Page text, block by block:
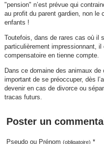
"pension" n’est prévue qui
au profit du parent gardien, non le
enfants !
Toutefois, dans de rares cas où il
particulièrement impressionnant,
compensatoire en tienne compte.
Dans ce domaine des animaux
important de se préoccuper, dès
devenir en cas de divorce ou
tracas futurs.
Poster un
Pseudo ou Prénom(obligatoire) *